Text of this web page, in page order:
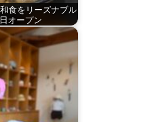
食をリーズナブル
オープン